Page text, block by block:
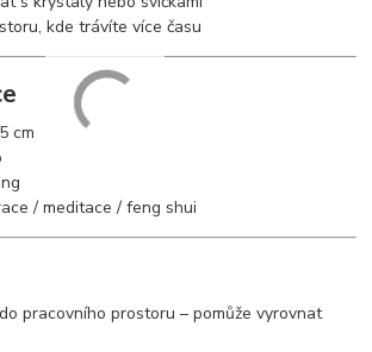
kde trávíte více času
cm
/ meditace / feng shui
pracovního prostoru – pomůže vyrovnat